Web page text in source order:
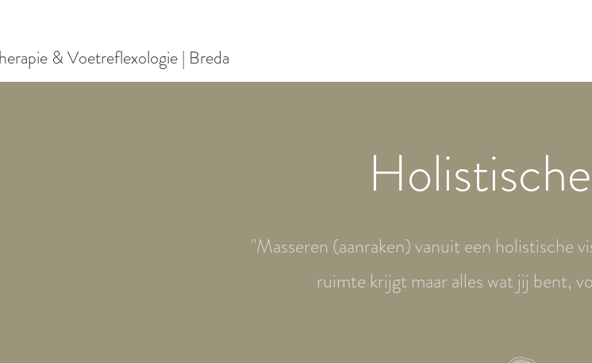
& Voetreflexologie | Breda
"Masseren (aanraken) vanuit een holistische
ruimte krijgt maar alles wat jij bent,